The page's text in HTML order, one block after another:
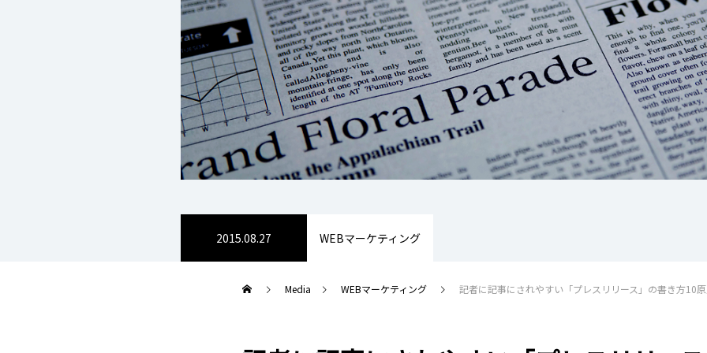
2015.08.27 WEBマーケティング
Media WEBマーケティング 記者に記事にされやすい「プレスリリース」の書き方10